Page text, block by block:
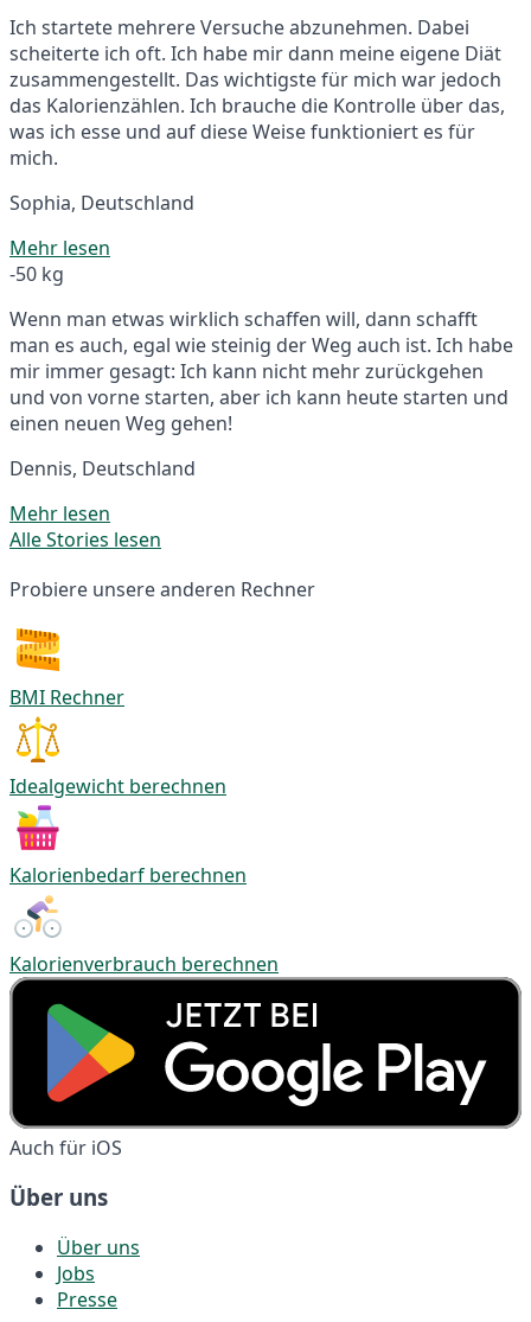
Ich startete mehrere Versuche abzunehmen. Dabei
scheiterte ich oft. Ich habe mir dann meine eigene Diät
zusammengestellt. Das wichtigste für mich war jedoch
das Kalorienzählen. Ich brauche die Kontrolle über das,
was ich esse und auf diese Weise funktioniert es für
mich.
Sophia, Deutschland
Mehr lesen
-50 kg
Wenn man etwas wirklich schaffen will, dann schafft
man es auch, egal wie steinig der Weg auch ist. Ich habe
mir immer gesagt: Ich kann nicht mehr zurückgehen
und von vorne starten, aber ich kann heute starten und
einen neuen Weg gehen!
Dennis, Deutschland
Mehr lesen
Alle Stories lesen
Probiere unsere anderen Rechner
BMI Rechner
Idealgewicht berechnen
Kalorienbedarf berechnen
Kalorienverbrauch berechnen
Auch für iOS
Über uns
Über uns
Jobs
Presse